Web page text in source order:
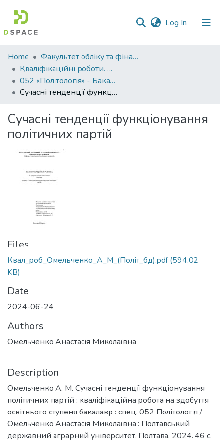
Log In (current)
Communities
&
Collections
All of DSpace
Statistics
Home
Факультет обліку та фінансів
Кваліфікаційні роботи. Факультет обліку та фінансів
052 «Політологія» - Бакалаври 2023-2024
Сучасні тенденції функціонування політичних партій
Сучасні тенденції функціонування
політичних партій
Files
Квал_роб_Омельченко_А_М_(Політ_бд).pdf(594.02
KB)
Date
2024-06-24
Authors
Омельченко Анастасія Миколаївна
Description
Омельченко А. М. Сучасні тенденції функціонування
політичних партій : кваліфікаційна робота на здобуття
освітнього ступеня бакалавр : спец. 052 Політологія /
Омельченко Анастасія Миколаївна : Полтавський
державний аграрний університет. Полтава. 2024. 46 с.